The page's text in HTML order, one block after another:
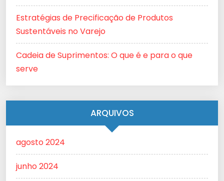
Estratégias de Precificação de Produtos
Sustentáveis no Varejo
Cadeia de Suprimentos: O que é e para o que
serve
ARQUIVOS
agosto 2024
junho 2024